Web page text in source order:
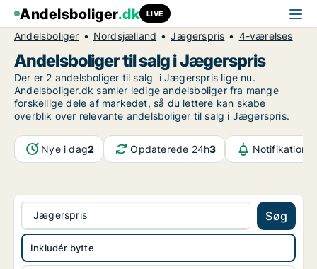
Andelsboliger.dk LIVE
Andelsboliger Nordsjælland Jægerspris 4-værelses
Andelsboliger til salg i Jægerspris
Der er 2 andelsboliger til salg i Jægerspris lige nu.
Andelsboliger.dk samler ledige andelsboliger fra mange
forskellige dele af markedet, så du lettere kan skabe
overblik over relevante andelsboliger til salg i Jægerspris.
Nye i dag2 Opdaterede 24h3
Jægerspris Søg
Inkludér bytte